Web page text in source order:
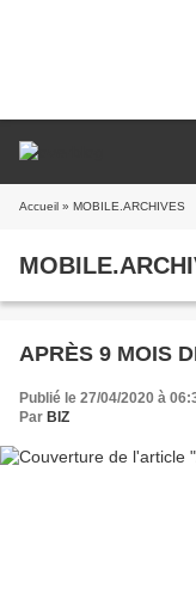
Accueil » MOBILE.ARCHIVES
APRÈS 9 MOIS
Publié le 27/04/2020 à
Par BIZ